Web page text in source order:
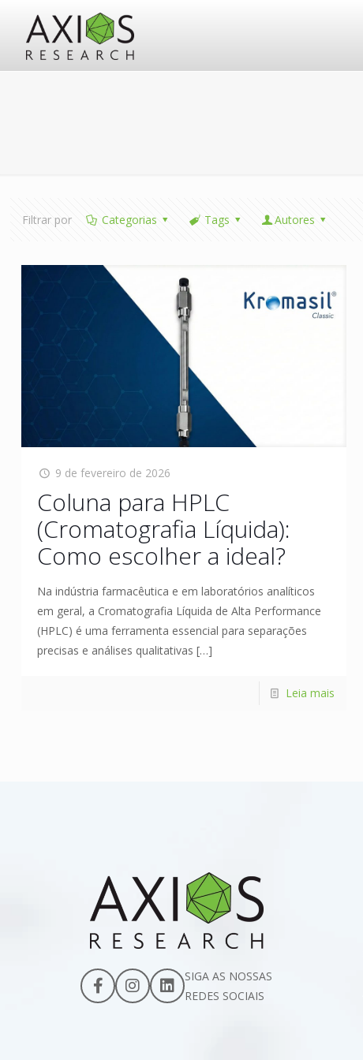
Filtrar por Categorias Tags Autores
9 de fevereiro de 2026
Coluna para HPLC
(Cromatografia Líquida):
Como escolher a ideal?
Na indústria farmacêutica e em laboratórios analíticos
em geral, a Cromatografia Líquida de Alta Performance
(HPLC) é uma ferramenta essencial para separações
precisas e análises qualitativas […]
Leia mais
SIGA AS NOSSAS
REDES SOCIAIS